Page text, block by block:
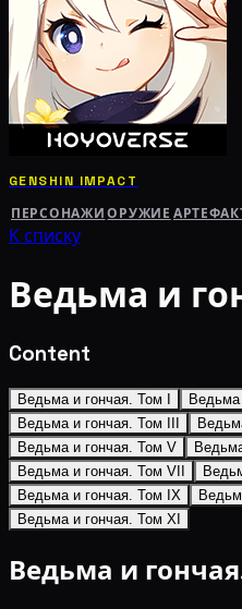
GENSHIN IMPACT
ПЕРСОНАЖИ ОРУЖИЕ
К списку
Ведьма и
Content
Ведьма и гончая. Том I
Ведьма
Ведьма и гончая. Том III
Ведьма и гончая. Том V
Ведьма и гончая. Том VII
Ведьма и гончая. Том IX
Ведьма и гончая. Том XI
Ведьма и